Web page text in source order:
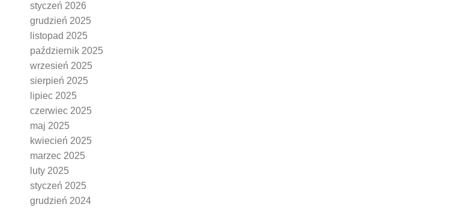
styczeń 2026
grudzień 2025
listopad 2025
październik 2025
wrzesień 2025
sierpień 2025
lipiec 2025
czerwiec 2025
maj 2025
kwiecień 2025
marzec 2025
luty 2025
styczeń 2025
grudzień 2024